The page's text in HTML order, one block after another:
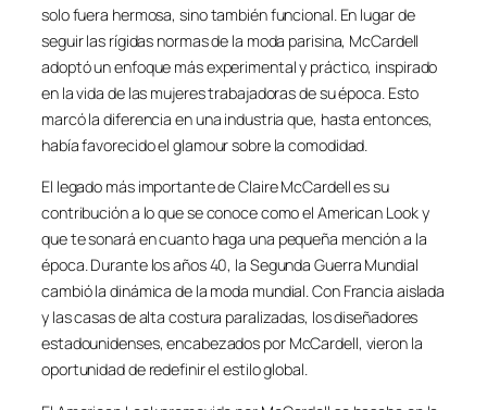
solo fuera hermosa, sino también funcional. En lugar de
seguir las rígidas normas de la moda parisina, McCardell
adoptó un enfoque más experimental y práctico, inspirado
en la vida de las mujeres trabajadoras de su época. Esto
marcó la diferencia en una industria que, hasta entonces,
había favorecido el glamour sobre la comodidad.
El legado más importante de Claire McCardell es su
contribución a lo que se conoce como el American Look y
que te sonará en cuanto haga una pequeña mención a la
época. Durante los años 40, la Segunda Guerra Mundial
cambió la dinámica de la moda mundial. Con Francia aislada
y las casas de alta costura paralizadas, los diseñadores
estadounidenses, encabezados por McCardell, vieron la
oportunidad de redefinir el estilo global.